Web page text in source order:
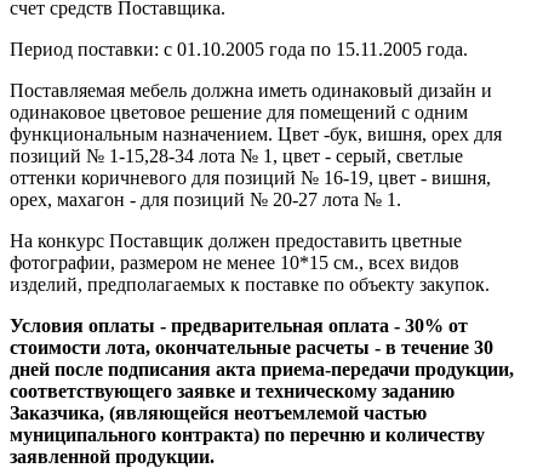
счет средств Поставщика.
Период поставки: с 01.10.2005 года по 15.11.2005 года.
Поставляемая мебель должна иметь одинаковый дизайн и
одинаковое цветовое решение для помещений с одним
функциональным назначением. Цвет -бук, вишня, орех для
позиций № 1-15,28-34 лота № 1, цвет - серый, светлые
оттенки коричневого для позиций № 16-19, цвет - вишня,
орех, махагон - для позиций № 20-27 лота № 1.
На конкурс Поставщик должен предоставить цветные
фотографии, размером не менее 10*15 см., всех видов
изделий, предполагаемых к поставке по объекту закупок.
Условия оплаты - предварительная оплата - 30% от
стоимости лота, окончательные расчеты - в течение 30
дней после подписания акта приема-передачи продукции,
соответствующего заявке и техническому заданию
Заказчика, (являющейся неотъемлемой частью
муниципального контракта) по перечню и количеству
заявленной продукции.